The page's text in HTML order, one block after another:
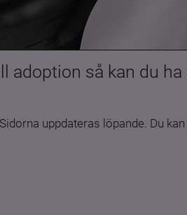
adoption så kan du
uppdateras löpande. Du